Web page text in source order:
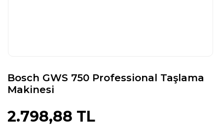
Bosch GWS 750 Professional Taşlama
Makinesi
2.798,88 TL